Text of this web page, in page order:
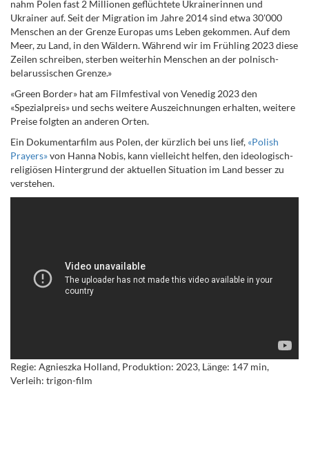
nahm Polen fast 2 Millionen geflüchtete Ukrainerinnen und
Ukrainer auf. Seit der Migration im Jahre 2014 sind etwa 30'000
Menschen an der Grenze Europas ums Leben gekommen. Auf dem
Meer, zu Land, in den Wäldern. Während wir im Frühling 2023 diese
Zeilen schreiben, sterben weiterhin Menschen an der polnisch-
belarussischen Grenze.»
«Green Border» hat am Filmfestival von Venedig 2023 den
«Spezialpreis» und sechs weitere Auszeichnungen erhalten, weitere
Preise folgten an anderen Orten.
Ein Dokumentarfilm aus Polen, der kürzlich bei uns lief, «Polish
Prayers»von Hanna Nobis, kann vielleicht helfen, den ideologisch-
religiösen Hintergrund der aktuellen Situation im Land besser zu
verstehen.
Regie: Agnieszka Holland, Produktion: 2023, Länge: 147 min,
Verleih: trigon-film